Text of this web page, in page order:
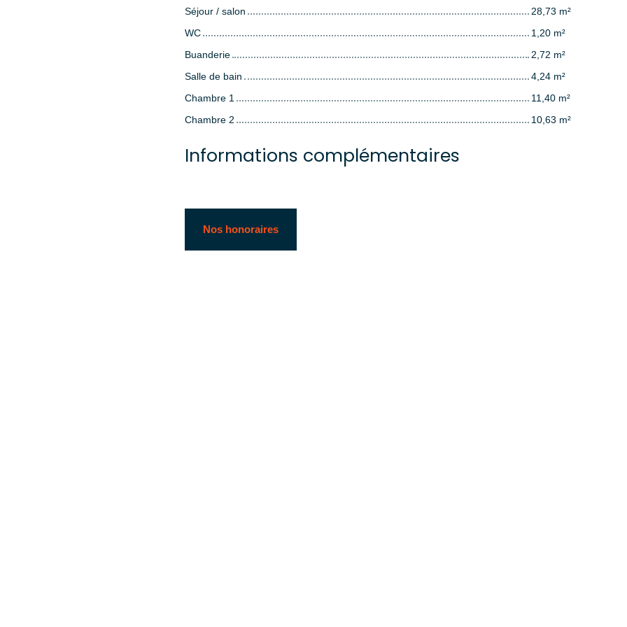
Séjour / salon
28,73 m²
WC
1,20 m²
Buanderie
2,72 m²
Salle de bain
4,24 m²
Chambre 1
11,40 m²
Chambre 2
10,63 m²
Informations complémentaires
Nos honoraires